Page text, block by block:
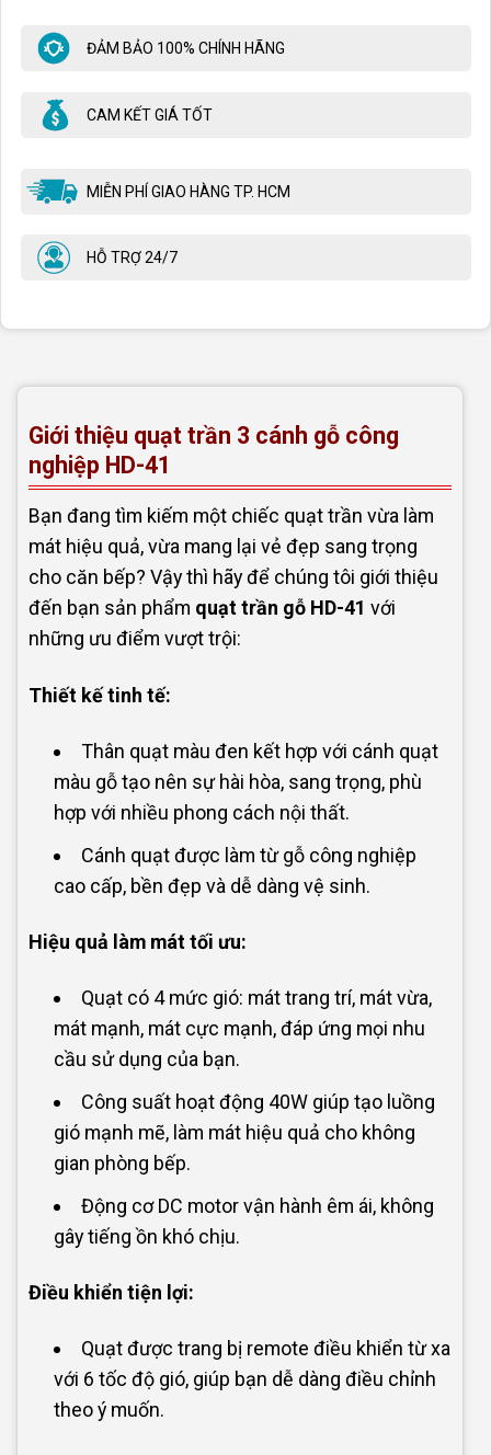
ĐẢM BẢO 100% CHÍNH HÃNG
CAM KẾT GIÁ TỐT
MIỄN PHÍ GIAO HÀNG TP. HCM
HỖ TRỢ 24/7
Giới thiệu quạt trần 3 cánh gỗ công
nghiệp HD-41
Bạn đang tìm kiếm một chiếc quạt trần vừa làm
mát hiệu quả, vừa mang lại vẻ đẹp sang trọng
cho căn bếp? Vậy thì hãy để chúng tôi giới thiệu
đến bạn sản phẩm quạt trần gỗ HD-41 với
những ưu điểm vượt trội:
Thiết kế tinh tế:
Thân quạt màu đen kết hợp với cánh quạt
màu gỗ tạo nên sự hài hòa, sang trọng, phù
hợp với nhiều phong cách nội thất.
Cánh quạt được làm từ gỗ công nghiệp
cao cấp, bền đẹp và dễ dàng vệ sinh.
Hiệu quả làm mát tối ưu:
Quạt có 4 mức gió: mát trang trí, mát vừa,
mát mạnh, mát cực mạnh, đáp ứng mọi nhu
cầu sử dụng của bạn.
Công suất hoạt động 40W giúp tạo luồng
gió mạnh mẽ, làm mát hiệu quả cho không
gian phòng bếp.
Động cơ DC motor vận hành êm ái, không
gây tiếng ồn khó chịu.
Điều khiển tiện lợi:
Quạt được trang bị remote điều khiển từ xa
với 6 tốc độ gió, giúp bạn dễ dàng điều chỉnh
theo ý muốn.